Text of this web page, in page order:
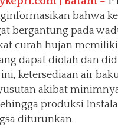
d
a
bahwa
bergantung pada
curah hujan
dapat diolah dan
ini, ketersediaan air
akibat
produksi
diturunkan.